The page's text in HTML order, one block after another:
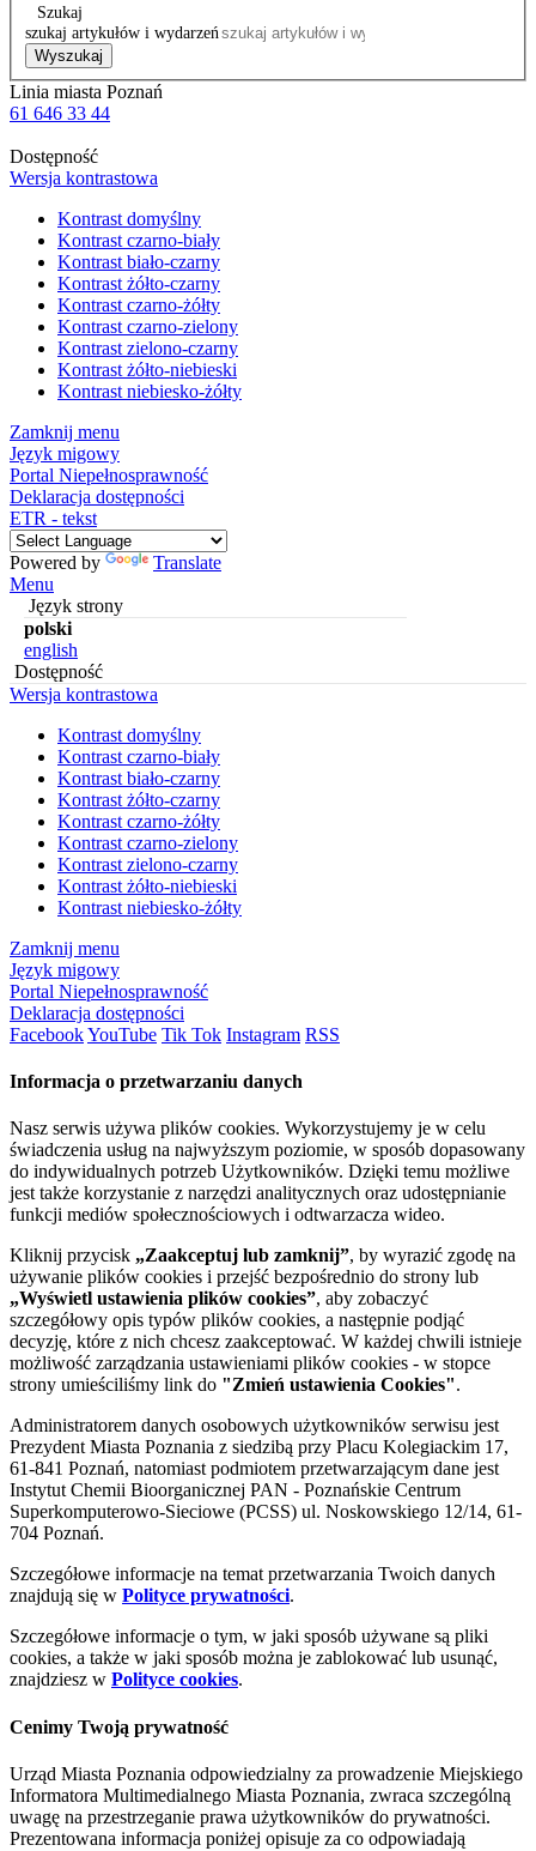
Szukaj
szukaj artykułów i wydarzeń
Wyszukaj
Linia miasta Poznań
61 646 33 44
Dostępność
Wersja kontrastowa
Kontrast domyślny
Kontrast czarno-biały
Kontrast biało-czarny
Kontrast żółto-czarny
Kontrast czarno-żółty
Kontrast czarno-zielony
Kontrast zielono-czarny
Kontrast żółto-niebieski
Kontrast niebiesko-żółty
Zamknij menu
Język migowy
Portal Niepełnosprawność
Deklaracja dostępności
ETR - tekst
Powered by
Translate
Menu
Język strony
polski
english
Dostępność
Wersja kontrastowa
Kontrast domyślny
Kontrast czarno-biały
Kontrast biało-czarny
Kontrast żółto-czarny
Kontrast czarno-żółty
Kontrast czarno-zielony
Kontrast zielono-czarny
Kontrast żółto-niebieski
Kontrast niebiesko-żółty
Zamknij menu
Język migowy
Portal Niepełnosprawność
Deklaracja dostępności
FacebookYouTube Tik Tok Instagram RSS
Informacja o przetwarzaniu danych
Nasz serwis używa plików cookies. Wykorzystujemy je w celu
świadczenia usług na najwyższym poziomie, w sposób dopasowany
do indywidualnych potrzeb Użytkowników. Dzięki temu możliwe
jest także korzystanie z narzędzi analitycznych oraz udostępnianie
funkcji mediów społecznościowych i odtwarzacza wideo.
Kliknij przycisk „Zaakceptuj lub zamknij”, by wyrazić zgodę na
używanie plików cookies i przejść bezpośrednio do strony lub
„Wyświetl ustawienia plików cookies”, aby zobaczyć
szczegółowy opis typów plików cookies, a następnie podjąć
decyzję, które z nich chcesz zaakceptować. W każdej chwili istnieje
możliwość zarządzania ustawieniami plików cookies - w stopce
strony umieściliśmy link do "Zmień ustawienia Cookies".
Administratorem danych osobowych użytkowników serwisu jest
Prezydent Miasta Poznania z siedzibą przy Placu Kolegiackim 17,
61-841 Poznań, natomiast podmiotem przetwarzającym dane jest
Instytut Chemii Bioorganicznej PAN - Poznańskie Centrum
Superkomputerowo-Sieciowe (PCSS) ul. Noskowskiego 12/14, 61-
704 Poznań.
Szczegółowe informacje na temat przetwarzania Twoich danych
znajdują się w Polityce prywatności.
Szczegółowe informacje o tym, w jaki sposób używane są pliki
cookies, a także w jaki sposób można je zablokować lub usunąć,
znajdziesz w Polityce cookies.
Cenimy Twoją prywatność
Urząd Miasta Poznania odpowiedzialny za prowadzenie Miejskiego
Informatora Multimedialnego Miasta Poznania, zwraca szczególną
uwagę na przestrzeganie prawa użytkowników do prywatności.
Prezentowana informacja poniżej opisuje za co odpowiadają